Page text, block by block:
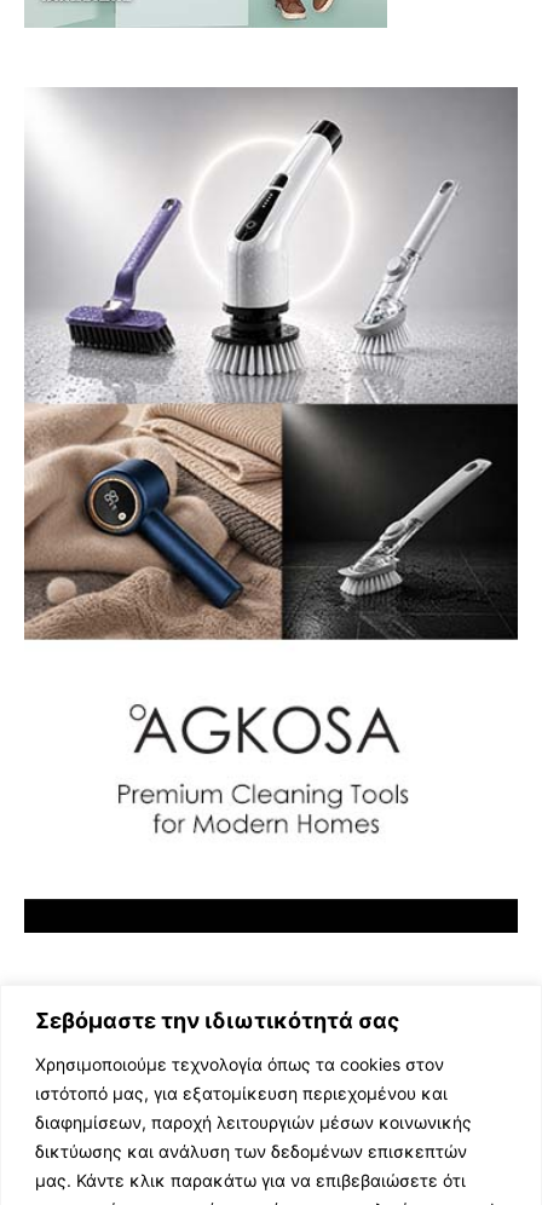
Σεβόμαστε την ιδιωτικότητά σας
Χρησιμοποιούμε τεχνολογία όπως τα cookies στον
ιστότοπό μας, για εξατομίκευση περιεχομένου και
διαφημίσεων, παροχή λειτουργιών μέσων κοινωνικής
δικτύωσης και ανάλυση των δεδομένων επισκεπτών
μας. Κάντε κλικ παρακάτω για να επιβεβαιώσετε ότι
ΕΛΛΗΝΙΚΗ ΜΟΥΣΙΚΗ
TV SHOWS
EVENTS